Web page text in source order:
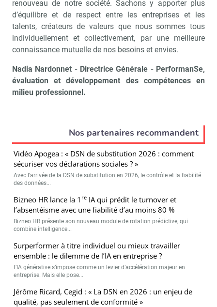
renouveau de notre société. Sachons y apporter plus
d’équilibre et de respect entre les entreprises et les
talents, créateurs de valeurs que nous sommes tous
individuellement et collectivement, par une meilleure
connaissance mutuelle de nos besoins et envies.
Nadia Nardonnet - Directrice Générale - PerformanSe,
évaluation et développement des compétences en
milieu professionnel.
Nos partenaires recommandent
Vidéo Apogea : « DSN de substitution 2026 : comment
sécuriser vos déclarations sociales ? »
Avec l’arrivée de la DSN de substitution en 2026, le contrôle et la fiabilité
des données...
Bizneo HR lance la 1 re IA qui prédit le turnover et
l’absentéisme avec une fiabilité d’au moins 80 %
Bizneo HR présente son nouveau module de rotation prédictive, qui
combine intelligence...
Surperformer à titre individuel ou mieux travailler
ensemble : le dilemme de l’IA en entreprise ?
L’IA générative s’impose comme un levier d’accélération majeur en
entreprise. Mais elle pose...
Jérôme Ricard, Cegid : « La DSN en 2026 : un enjeu de
qualité, pas seulement de conformité »